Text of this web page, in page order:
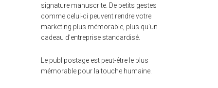
signature manuscrite. De petits gestes
comme celui-ci peuvent rendre votre
marketing plus mémorable, plus qu'un
cadeau d'entreprise standardisé.
Le publipostage est peut-être le plus
mémorable pour la touche humaine.